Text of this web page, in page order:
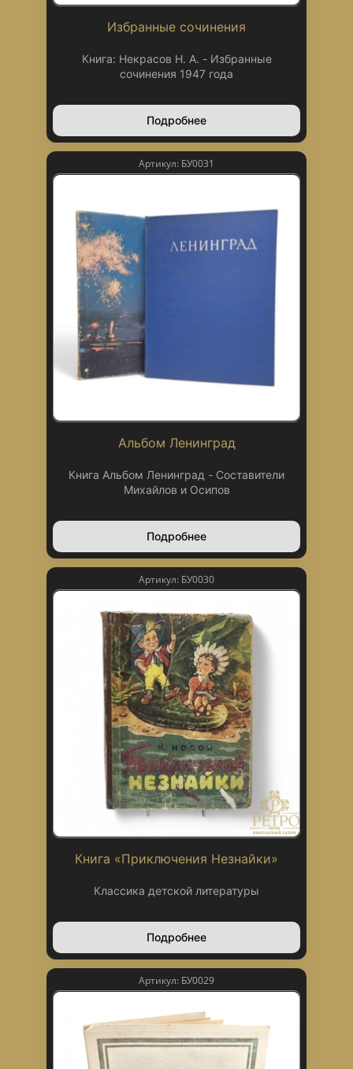
Избранные сочинения
Книга: Некрасов Н. А. - Избранные
сочинения 1947 года
Подробнее
Артикул: БУ0031
Альбом Ленинград
Книга Альбом Ленинград - Составители
Михайлов и Осипов
Подробнее
Артикул: БУ0030
Книга «Приключения Незнайки»
Классика детской литературы
Подробнее
Артикул: БУ0029